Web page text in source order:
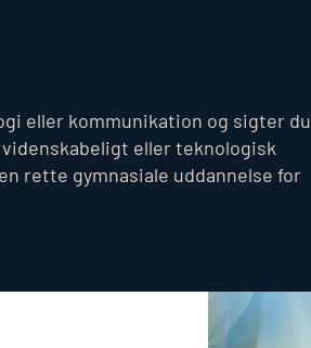
eller kommunikation og sigter du
eller teknologisk
rette gymnasiale uddannelse for